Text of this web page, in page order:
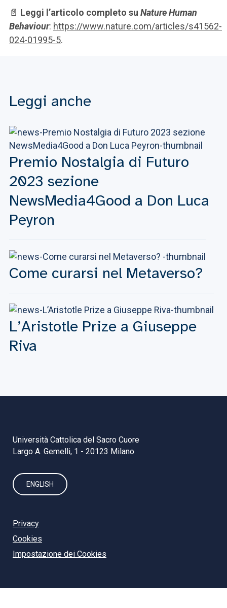
📄 Leggi l’articolo completo su Nature Human
Behaviour: https://www.nature.com/articles/s41562-
024-01995-5.
Leggi anche
Premio Nostalgia di Futuro
2023 sezione
NewsMedia4Good a Don Luca
Peyron
Come curarsi nel Metaverso?
L’Aristotle Prize a Giuseppe
Riva
Università Cattolica del Sacro Cuore
Largo A. Gemelli, 1 - 20123 Milano
ENGLISH
Privacy
Cookies
Impostazione dei Cookies